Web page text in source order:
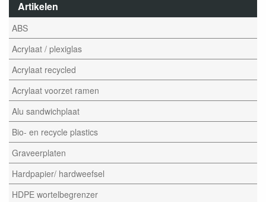
Artikelen
ABS
Acrylaat / plexiglas
Acrylaat recycled
Acrylaat voorzet ramen
Alu sandwichplaat
Bio- en recycle plastics
Graveerplaten
Hardpapier/ hardweefsel
HDPE wortelbegrenzer